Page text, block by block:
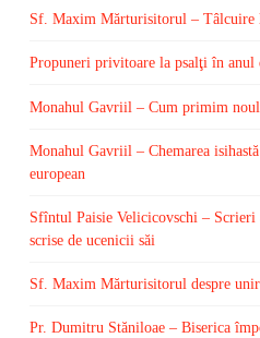
Sf. Maxim Mărturisitorul – Tâlcuire
Propuneri privitoare la psalţi în anul
Monahul Gavriil – Cum primim noul
Monahul Gavriil – Chemarea
european
Sfîntul Paisie Velicicovschi –
scrise de ucenicii săi
Sf. Maxim Mărturisitorul despre
Pr. Dumitru Stăniloae – Biserica